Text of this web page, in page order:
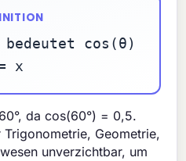
cos(θ)
x
da cos(60°) = 0,5.
Geometrie,
unverzichtbar, um